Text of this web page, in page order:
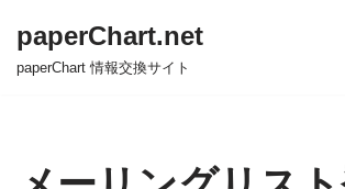
paperChart.net
paperChart 情報交換サイト